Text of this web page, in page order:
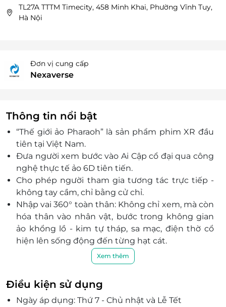
TL27A TTTM Timecity, 458 Minh Khai, Phường Vĩnh Tuy,
Hà Nội
Đơn vị cung cấp
Nexaverse
Thông tin nổi bật
“Thế giới ảo Pharaoh” là sản phẩm phim XR đầu
tiên tại Việt Nam.
Đưa người xem bước vào Ai Cập cổ đại qua công
nghệ thực tế ảo 6D tiên tiến.
Cho phép người tham gia tương tác trực tiếp -
không tay cầm, chỉ bằng cử chỉ.
Nhập vai 360° toàn thân: Không chỉ xem, mà còn
hóa thân vào nhân vật, bước trong không gian
ảo khổng lồ - kim tự tháp, sa mạc, điện thờ cổ
hiện lên sống động đến từng hạt cát.
Đồ họa huyền ảo 12K: Kết hợp nghệ thuật Ai Cập
cổ và công nghệ XR tương lai, tạo nên một thế
giới huyền bí và choáng ngợp chưa từng thấy.
Sản phẩm IP toàn cầu ra mắt đồng thời tại
flagship XR lớn nhất Đông Nam Á - đánh dấu
Xem thêm
Điều kiện sử dụng
Ngày áp dụng: Thứ 7 - Chủ nhật và Lễ Tết